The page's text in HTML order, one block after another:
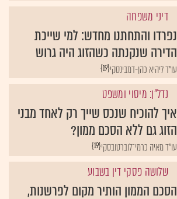
דיני משפחה
נפרדו והתחתנו מחדש: למי שייכת
הדירה שנקנתה כשהזוג היה גרוש
{19}עו"ד ליהיא כהן-דמבינסקי
נדל"ן: מיסוי ומשפט
איך להוכיח שנכס שייך רק לאחד מבני
הזוג גם ללא הסכם ממון?
{19}עו"ד מאיה כרמי־לוברטובסקי
שלושה פסקי דין בשבוע
הסכם הממון הותיר מקום לפרשנות,